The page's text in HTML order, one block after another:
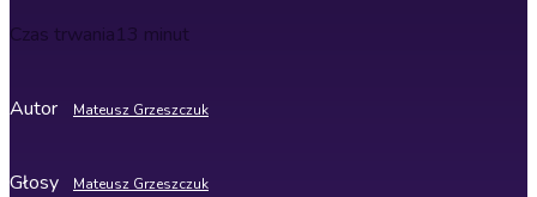
Czas trwania13 minut
Autor Mateusz Grzeszczuk
Głosy Mateusz Grzeszczuk